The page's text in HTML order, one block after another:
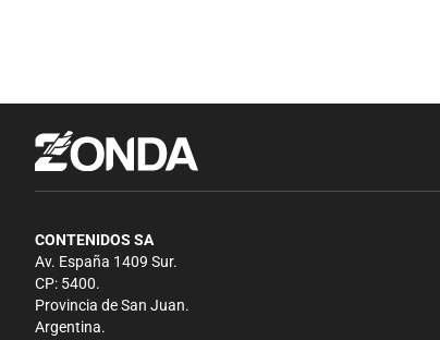
CONTENIDOS SA
Av. España 1409 Sur.
CP: 5400.
Provincia de San Juan.
Argentina.